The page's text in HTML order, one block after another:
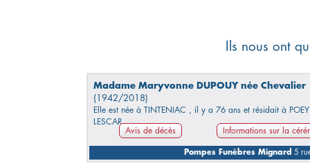
Ils nous ont
Madame Maryvonne DUPOUY née Chevalier
(1942/2018)
Elle est née à TINTENIAC , il y a 76 ans et résidait à POEY
LESCAR.
Avis de décès
Informations sur la
Pompes Funèbres Mignard 5